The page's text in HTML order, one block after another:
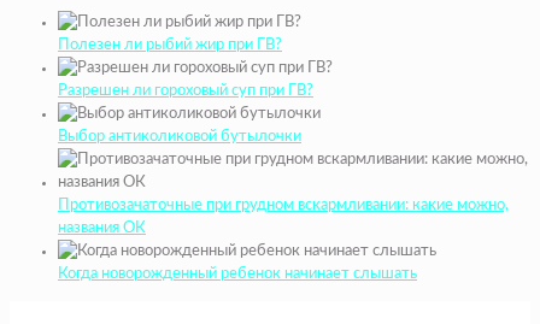
Полезен ли рыбий жир при ГВ?
Разрешен ли гороховый суп при ГВ?
Выбор антиколиковой бутылочки
Противозачаточные при грудном вскармливании: какие можно,
названия ОК
Когда новорожденный ребенок начинает слышать